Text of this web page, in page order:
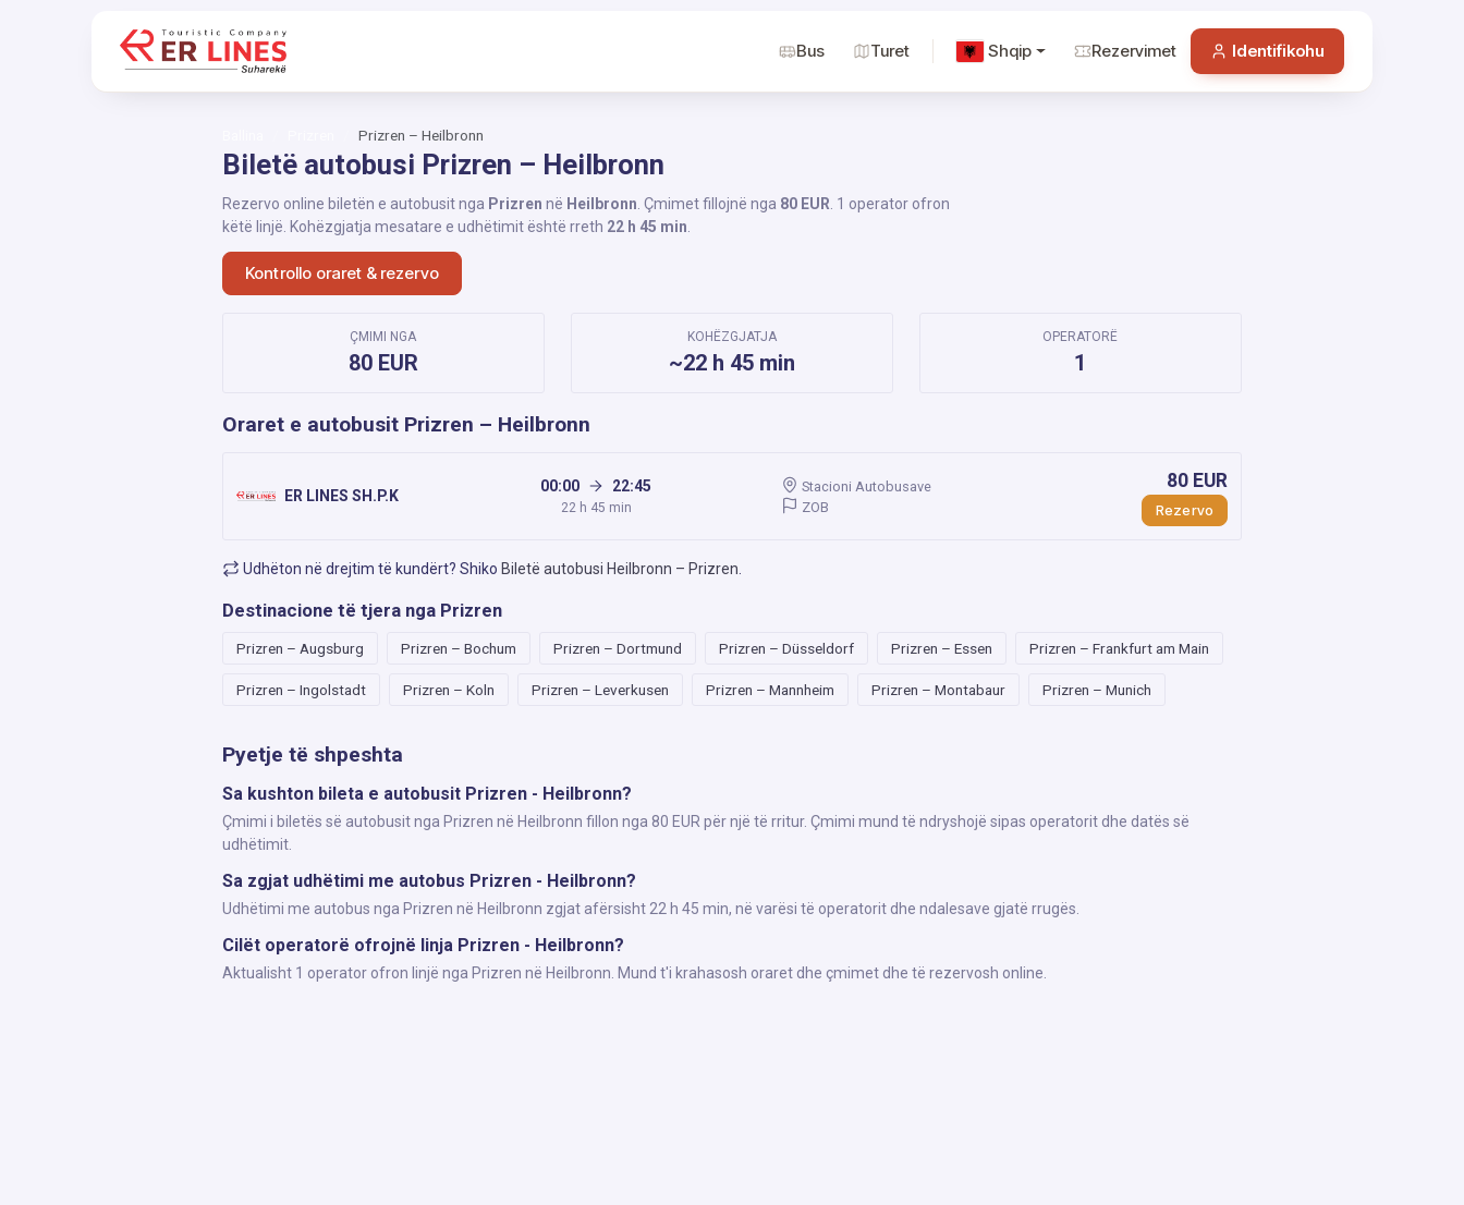
Bus Turet Shqip Rezervimet Identifikohu
Prizren – Heilbronn
Biletë autobusi Prizren – Heilbronn
Rezervo online biletën e autobusit nga Prizren në Heilbronn . Çmimet fillojnë nga 80 EUR . 1 operator ofron
këtë linjë. Kohëzgjatja mesatare e udhëtimit është rreth 22 h 45 min
Kontrollo oraret & rezervo
ÇMIMI NGA
80 EUR
KOHËZGJATJA
~22 h 45 min
OPERATORË
1
Oraret e autobusit Prizren – Heilbronn
ER LINES SH.P.K
00:00 22:45
22 h 45 min
Stacioni Autobusave
ZOB
80 EUR
Rezervo
Udhëton në drejtim të kundërt? Shiko Biletë autobusi Heilbronn – Prizren
Destinacione të tjera nga Prizren
Prizren – Augsburg Prizren – Bochum Prizren – Dortmund Prizren – Düsseldorf Prizren – Essen Prizren – Frankfurt am Main
Prizren – Ingolstadt Prizren – Koln Prizren – Leverkusen Prizren – Mannheim Prizren – Montabaur Prizren – Munich
Pyetje të shpeshta
Sa kushton bileta e autobusit Prizren - Heilbronn?
Çmimi i biletës së autobusit nga Prizren në Heilbronn fillon nga 80 EUR për një të rritur. Çmimi mund të ndryshojë sipas operatorit dhe datës së
udhëtimit.
Sa zgjat udhëtimi me autobus Prizren - Heilbronn?
Udhëtimi me autobus nga Prizren në Heilbronn zgjat afërsisht 22 h 45 min, në varësi të operatorit dhe ndalesave gjatë rrugës.
Cilët operatorë ofrojnë linja Prizren - Heilbronn?
Aktualisht 1 operator ofron linjë nga Prizren në Heilbronn. Mund t'i krahasosh oraret dhe çmimet dhe të rezervosh online.